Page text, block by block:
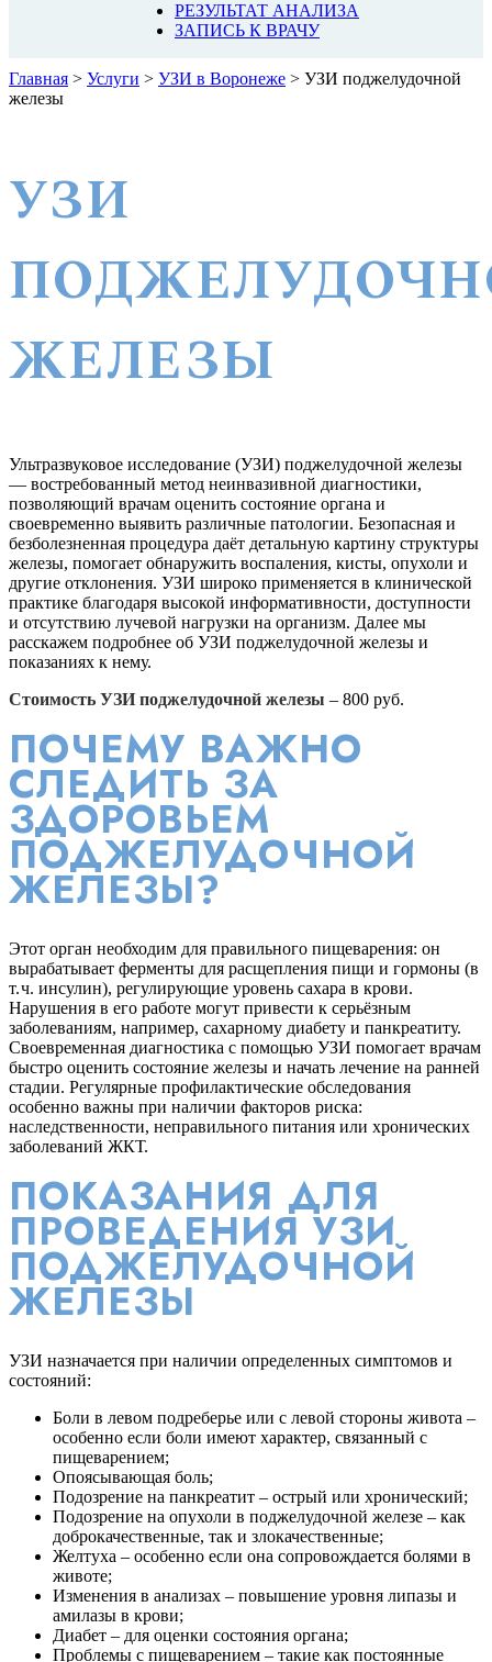
РЕЗУЛЬТАТ АНАЛИЗА
ЗАПИСЬ К ВРАЧУ
Главная > Услуги > УЗИ в Воронеже > УЗИ поджелудочной
железы
УЗИ
ЖЕЛЕЗЫ
Ультразвуковое исследование (УЗИ) поджелудочной железы
— востребованный метод неинвазивной диагностики,
позволяющий врачам оценить состояние органа и
своевременно выявить различные патологии. Безопасная и
безболезненная процедура даёт детальную картину структуры
железы, помогает обнаружить воспаления, кисты, опухоли и
другие отклонения. УЗИ широко применяется в клинической
практике благодаря высокой информативности, доступности
и отсутствию лучевой нагрузки на организм. Далее мы
расскажем подробнее об УЗИ поджелудочной железы и
показаниях к нему.
Стоимость УЗИ поджелудочной железы – 800 руб.
ПОЧЕМУ ВАЖНО
СЛЕДИТЬ ЗА
ЗДОРОВЬЕМ
ПОДЖЕЛУДОЧНОЙ
ЖЕЛЕЗЫ?
Этот орган необходим для правильного пищеварения: он
вырабатывает ферменты для расщепления пищи и гормоны (в
т. ч. инсулин), регулирующие уровень сахара в крови.
Нарушения в его работе могут привести к серьёзным
заболеваниям, например, сахарному диабету и панкреатиту.
Своевременная диагностика с помощью УЗИ помогает врачам
быстро оценить состояние железы и начать лечение на ранней
стадии. Регулярные профилактические обследования
особенно важны при наличии факторов риска:
наследственности, неправильного питания или хронических
заболеваний ЖКТ.
ПОКАЗАНИЯ ДЛЯ
ПРОВЕДЕНИЯ УЗИ
ПОДЖЕЛУДОЧНОЙ
ЖЕЛЕЗЫ
УЗИ назначается при наличии определенных симптомов и
состояний:
Боли в левом подреберье или с левой стороны живота –
особенно если боли имеют характер, связанный с
пищеварением;
Опоясывающая боль;
Подозрение на панкреатит – острый или хронический;
Подозрение на опухоли в поджелудочной железе – как
доброкачественные, так и злокачественные;
Желтуха – особенно если она сопровождается болями в
животе;
Изменения в анализах – повышение уровня липазы и
амилазы в крови;
Диабет – для оценки состояния органа;
Проблемы с пищеварением – такие как постоянные